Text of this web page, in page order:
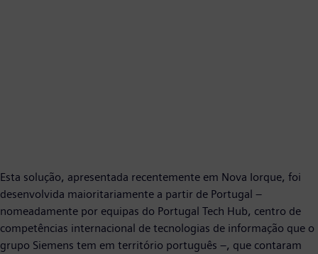
Esta solução, apresentada recentemente em Nova Iorque, foi
desenvolvida maioritariamente a partir de Portugal –
nomeadamente por equipas do Portugal Tech Hub, centro de
competências internacional de tecnologias de informação que o
grupo Siemens tem em território português –, que contaram